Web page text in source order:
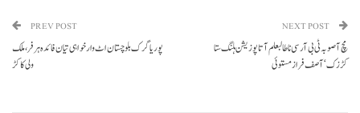
PREV POST
پوریاگرک بلوچستان اٹ وارخواہی تیان فائدہ ہرفر، ملک
ولی کاکڑ
NEXT POST
مچ آ صوبہ ٹی بی آر سی نا طالبعلم آتا پوزیشن ہلنگ ستا
کڑزک‘ آصف فراز مستوئی